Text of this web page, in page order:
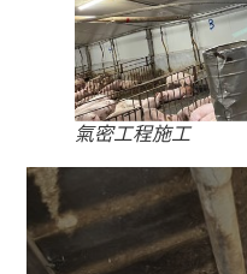
氣密工程施工